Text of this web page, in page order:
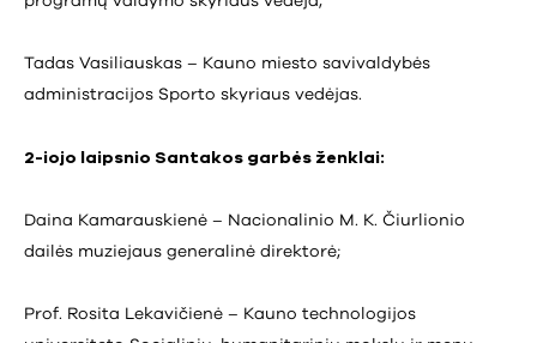
Tadas Vasiliauskas – Kauno miesto savivaldybės
administracijos Sporto skyriaus vedėjas.
2-iojo laipsnio Santakos garbės ženklai:
Daina Kamarauskienė – Nacionalinio M. K. Čiurlionio
dailės muziejaus generalinė direktorė;
Prof. Rosita Lekavičienė – Kauno technologijos